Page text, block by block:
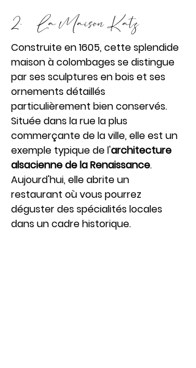
2.     La Maison Katz
Construite en 1605, cette splendide
maison à colombages se distingue
par ses sculptures en bois et ses
ornements détaillés
particulièrement bien conservés.
Située dans la rue la plus
commerçante de la ville, elle est un
exemple typique de l'architecture
alsacienne de la Renaissance.
Aujourd'hui, elle abrite un
restaurant où vous pourrez
déguster des spécialités locales
dans un cadre historique.